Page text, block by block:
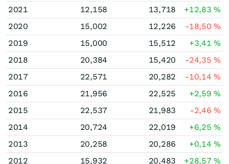
2021
12,158 13,718 +12,83%
2020
15,002 12,226 -18,50%
2019
15,000 15,512 +3,41%
2018
20,384 15,420 -24,35%
2017
22,571 20,282 -10,14%
2016
21,956 22,525 +2,59%
2015
22,537 21,983 -2,46%
2014
20,724 22,019 +6,25%
2013
20,258 20,286 +0,14%
2012
15,932 20,483 +28,57%